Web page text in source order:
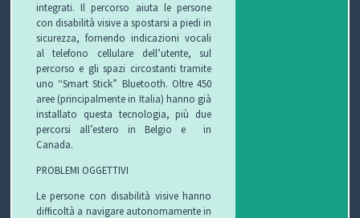
integrati. Il percorso aiuta le persone
con disabilità visive a spostarsi a piedi in
sicurezza, fornendo indicazioni vocali
al telefono cellulare dell’utente, sul
percorso e gli spazi circostanti tramite
uno “Smart Stick” Bluetooth. Oltre 450
aree (principalmente in Italia) hanno già
installato questa tecnologia, più due
percorsi all’estero in Belgio e in
Canada.
PROBLEMI OGGETTIVI
Le persone con disabilità visive hanno
difficoltà a navigare autonomamente in